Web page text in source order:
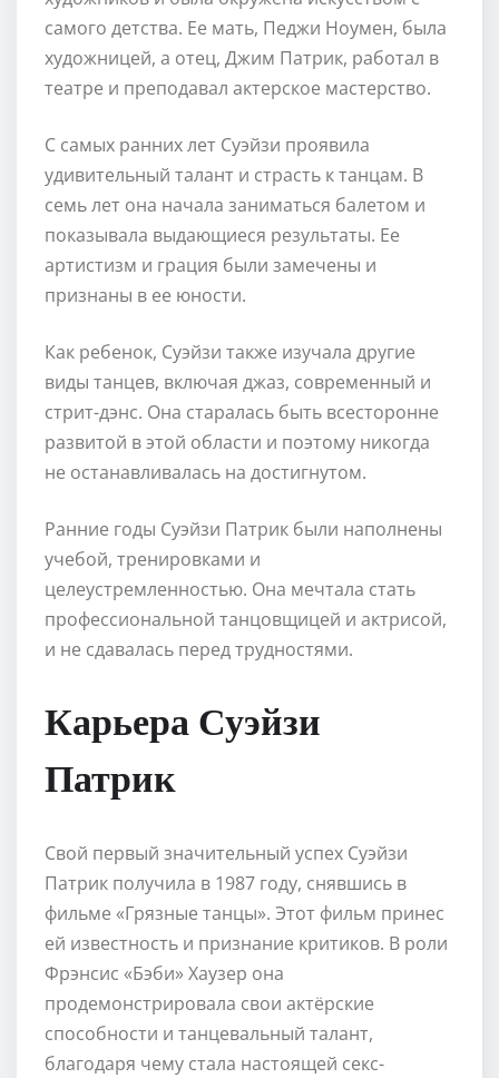
самого детства. Ее мать, Педжи Ноумен, была
художницей, а отец, Джим Патрик, работал в
театре и преподавал актерское мастерство.
С самых ранних лет Суэйзи проявила
удивительный талант и страсть к танцам. В
семь лет она начала заниматься балетом и
показывала выдающиеся результаты. Ее
артистизм и грация были замечены и
признаны в ее юности.
Как ребенок, Суэйзи также изучала другие
виды танцев, включая джаз, современный и
стрит-дэнс. Она старалась быть всесторонне
развитой в этой области и поэтому никогда
не останавливалась на достигнутом.
Ранние годы Суэйзи Патрик были наполнены
учебой, тренировками и
целеустремленностью. Она мечтала стать
профессиональной танцовщицей и актрисой,
и не сдавалась перед трудностями.
Карьера Суэйзи
Патрик
Свой первый значительный успех Суэйзи
Патрик получила в 1987 году, снявшись в
фильме «Грязные танцы». Этот фильм принес
ей известность и признание критиков. В роли
Фрэнсис «Бэби» Хаузер она
продемонстрировала свои актёрские
способности и танцевальный талант,
благодаря чему стала настоящей секс-